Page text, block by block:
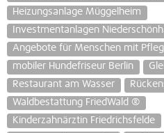
Heizungsanlage Müggelheim
Investmentanlagen
Angebote für Menschen mit
mobiler Hundefriseur Berlin
Restaurant am Wasser
Waldbestattung FriedWald ®
Kinderzahnärztin Friedrichsfelde